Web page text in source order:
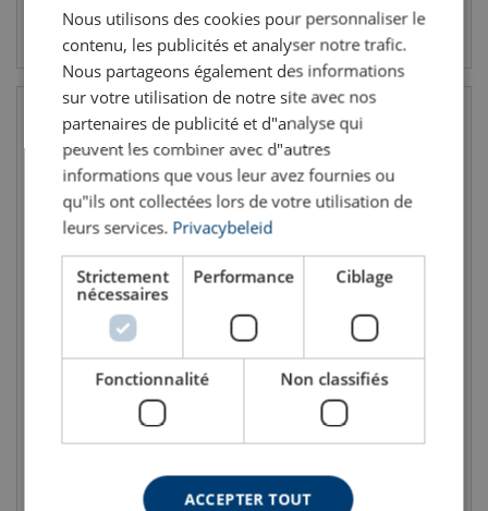
Voir le produit Voir le produit
Reducing Bushing
Voir le produit Voir le produit
FRENCH
Nous utilisons des cookies pour personnaliser le
contenu, les publicités et analyser notre trafic.
Nous partageons également des informations
sur votre utilisation de notre site avec nos
partenaires de publicité et d"analyse qui
peuvent les combiner avec d"autres
informations que vous leur avez fournies ou
qu"ils ont collectées lors de votre utilisation de
leurs services. Privacybeleid
Strictement
nécessaires
Performance Ciblage
Fonctionnalité Non classifiés
ACCEPTER TOUT